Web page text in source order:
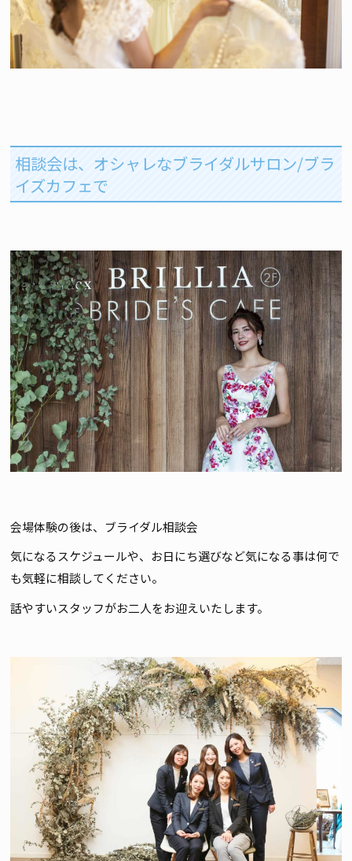
相談会は、オシャレなブライダルサロン/ブラ
イズカフェで
会場体験の後は、ブライダル相談会
気になるスケジュールや、お日にち選びなど気になる事は何で
も気軽に相談してください。
話やすいスタッフがお二人をお迎えいたします。